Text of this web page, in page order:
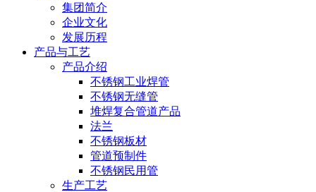
集团简介
企业文化
发展历程
产品与工艺
产品介绍
不锈钢工业焊管
不锈钢无缝管
堆焊复合管道产品
法兰
不锈钢板材
管道预制件
不锈钢民用管
生产工艺